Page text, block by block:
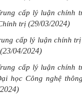
cấp lý luận chính
trị (29/03/2024)
cấp lý luận chính
(23/04/2024)
cấp lý luận chính
học Công nghệ